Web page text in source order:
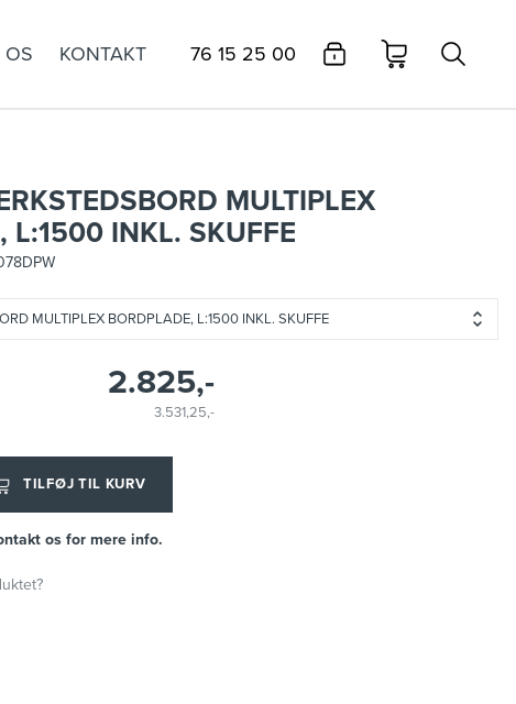
OS KONTAKT 76 15 25 00
MULTIPLEX
L:1500 INKL. SKUFFE
MULTIPLEX BORDPLADE, L:1500 INKL. SKUFFE
2.825,-
3.531,25,-
TILFØJ TIL KURV
os for mere info.